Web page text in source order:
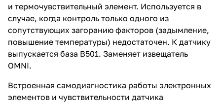
и термочувствительный элемент. Используется в
случае, когда контроль только одного из
сопутствующих загоранию факторов (задымление,
повышение температуры) недостаточен. К датчику
выпускается база B501. Заменяет извещатель
OMNI.
Встроенная самодиагностика работы электронных
элементов и чувствительности датчика